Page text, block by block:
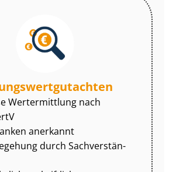
Wertermittlung nach
anerkannt
durch Sach­ver­stän­